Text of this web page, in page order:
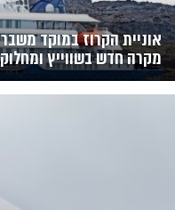
אוניית הקרוז במוקד
מקרה חדש בשווייץ